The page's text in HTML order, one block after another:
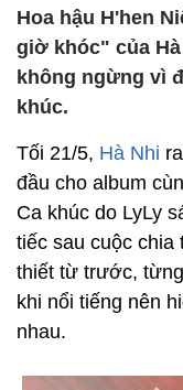
Hoa hậu H'hen
giờ khóc" của
không ngừng vì
khúc.
Tối 21/5, Hà Nhi
đầu cho album
Ca khúc do LyLy
tiếc sau cuộc chia
thiết từ trước,
khi nổi tiếng nên
nhau.